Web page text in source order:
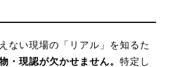
ない現場の「リアル」を知るた
・現認が欠かせません。 特定し